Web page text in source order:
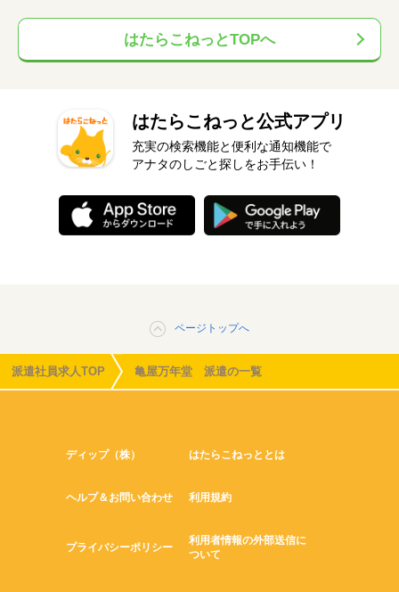
はたらこねっとTOPへ
はたらこねっと公式アプリ
充実の検索機能と便利な通知機能で
アナタのしごと探しをお手伝い！
ページトップへ
派遣社員求人TOP 亀屋万年堂 派遣の一覧
ディップ（株） はたらこねっととは
ヘルプ＆お問い合わせ 利用規約
プライバシーポリシー
利用者情報の外部送信に
ついて